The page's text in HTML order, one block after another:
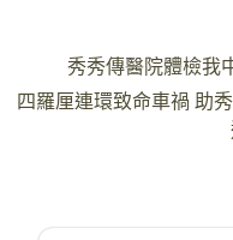
章
秀秀傳醫院體檢我
四羅厘連環致命車禍 助